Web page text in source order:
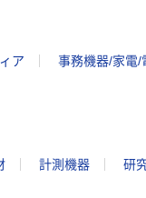
ア 事務機器/家電/
計測機器 研